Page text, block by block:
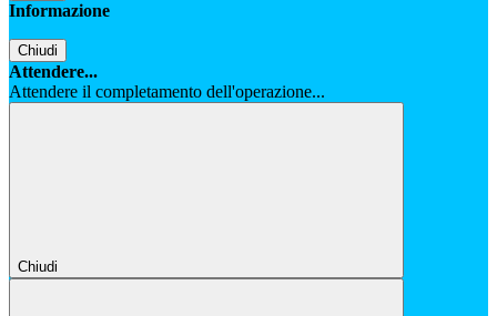
Informazione
Chiudi
Attendere...
Attendere il completamento dell'operazione...
Chiudi